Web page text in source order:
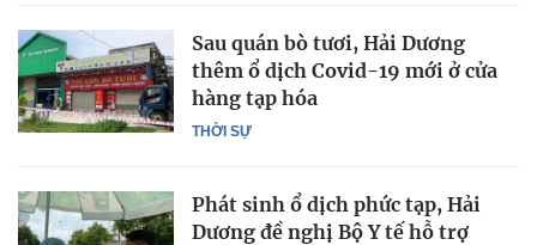
THỜI SỰ
Sau quán bò tươi, Hải Dương
thêm ổ dịch Covid-19 mới ở cửa
hàng tạp hóa
Phát sinh ổ dịch phức tạp, Hải
Dương đề nghị Bộ Y tế hỗ trợ